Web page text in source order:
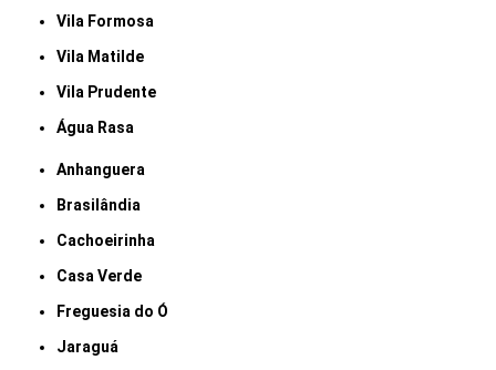
Vila Formosa
Vila Matilde
Vila Prudente
Água Rasa
Anhanguera
Brasilândia
Cachoeirinha
Casa Verde
Freguesia do Ó
Jaraguá